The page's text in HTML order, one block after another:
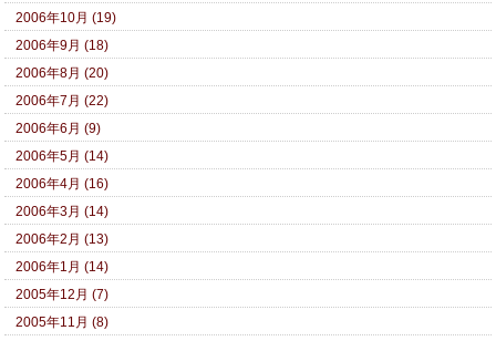
2006年10月 (19)
2006年9月 (18)
2006年8月 (20)
2006年7月 (22)
2006年6月 (9)
2006年5月 (14)
2006年4月 (16)
2006年3月 (14)
2006年2月 (13)
2006年1月 (14)
2005年12月 (7)
2005年11月 (8)